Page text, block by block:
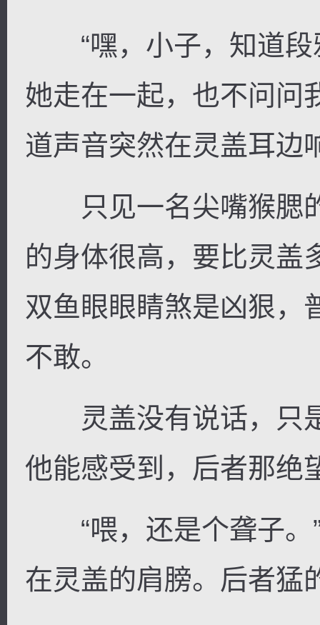
“嘿，小子，知道段
她走在一起，也不问问
道声音突然在灵盖耳边
只见一名尖嘴猴腮
的身体很高，要比灵盖
双鱼眼眼睛煞是凶狠，
不敢。
灵盖没有说话，只
他能感受到，后者那绝
“喂，还是个聋子。”
在灵盖的肩膀。后者猛